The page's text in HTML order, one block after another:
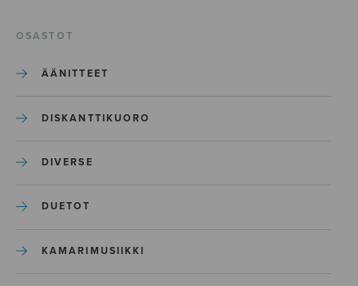
OSASTOT
ÄÄNITTEET
DISKANTTIKUORO
DIVERSE
DUETOT
KAMARIMUSIIKKI